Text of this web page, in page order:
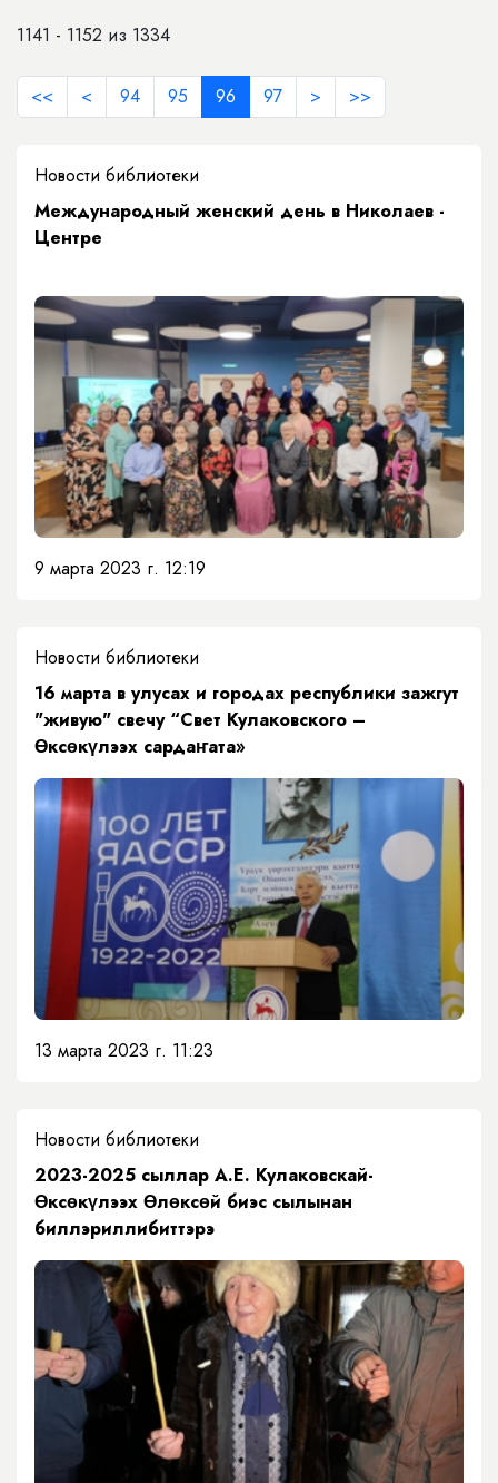
1141 - 1152 из 1334
<< < 94 95 96 97 > >>
Новости библиотеки
Международный женский день в Николаев -
Центре
9 марта 2023 г. 12:19
Новости библиотеки
​16 марта в улусах и городах республики зажгут
"живую" свечу “Свет Кулаковского –
Өксөкүлээх сардаҥата»
13 марта 2023 г. 11:23
Новости библиотеки
2023-2025 сыллар А.Е. Кулаковскай-
Өксөкүлээх Өлөксөй биэс сылынан
биллэриллибиттэрэ